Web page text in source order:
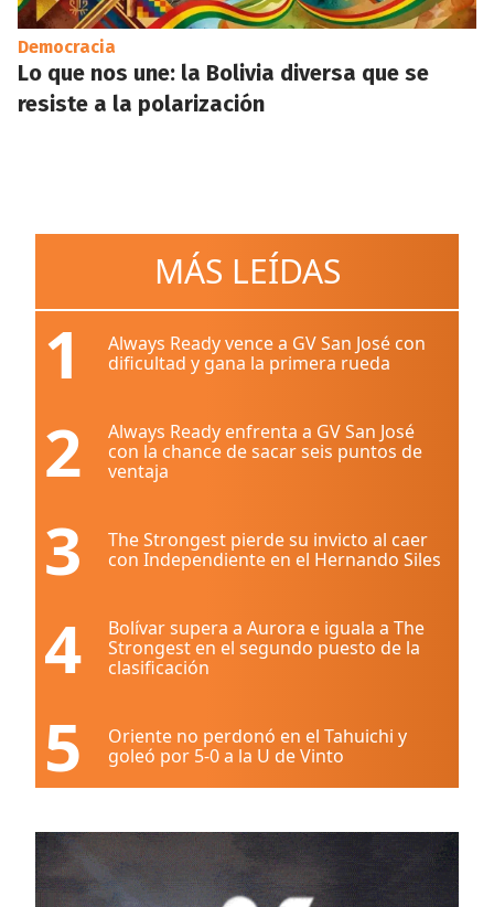
Democracia
Lo que nos une: la Bolivia diversa que se
resiste a la polarización
MÁS LEÍDAS
1
Always Ready vence a GV San José con
dificultad y gana la primera rueda
2
Always Ready enfrenta a GV San José
con la chance de sacar seis puntos de
ventaja
3
The Strongest pierde su invicto al caer
con Independiente en el Hernando Siles
4
Bolívar supera a Aurora e iguala a The
Strongest en el segundo puesto de la
clasificación
5
Oriente no perdonó en el Tahuichi y
goleó por 5-0 a la U de Vinto